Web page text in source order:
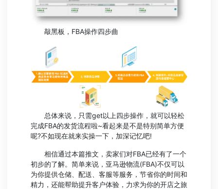
敲黑板，FBA操作四步曲
总体来说，只需get以上四步操作，就可以轻松
完成FBA的发货流程啦~看起来是不是特别简单方便
呢?不如现在就来实操一下，加深记忆吧!
相信通过本篇推文，卖家们对FBA已经有了一个
初步的了解。简单来说，亚马逊物流(FBA)不仅可以
为你提供仓储、配送、客服等服务，节省你的时间和
精力，还能帮助提升客户体验，力求为你的开店之旅